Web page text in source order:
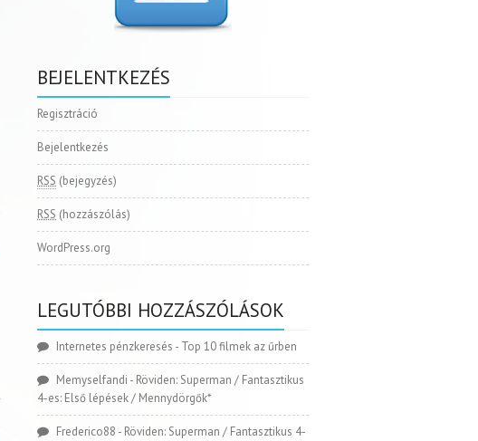
BEJELENTKEZÉS
Regisztráció
Bejelentkezés
RSS (bejegyzés)
RSS (hozzászólás)
WordPress.org
LEGUTÓBBI HOZZÁSZÓLÁSOK
Internetes pénzkeresés - Top 10 filmek az űrben
Memyselfandi - Röviden: Superman / Fantasztikus
4-es: Első lépések / Mennydörgők*
Frederico88 - Röviden: Superman / Fantasztikus 4-